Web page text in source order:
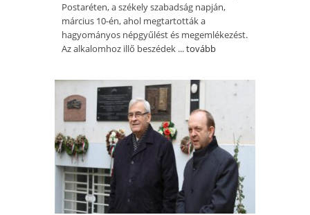
Postaréten, a székely szabadság napján,
március 10-én, ahol megtartották a
hagyományos népgyűlést és megemlékezést.
Az alkalomhoz illő beszédek ...tovább